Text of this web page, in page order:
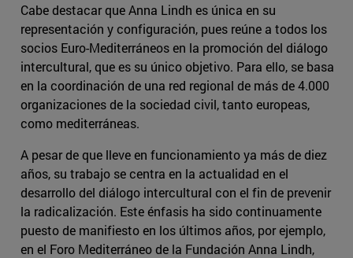
Cabe destacar que Anna Lindh es única en su
representación y configuración, pues reúne a todos los
socios Euro-Mediterráneos en la promoción del diálogo
intercultural, que es su único objetivo. Para ello, se basa
en la coordinación de una red regional de más de 4.000
organizaciones de la sociedad civil, tanto europeas,
como mediterráneas.
A pesar de que lleve en funcionamiento ya más de diez
años, su trabajo se centra en la actualidad en el
desarrollo del diálogo intercultural con el fin de prevenir
la radicalización. Este énfasis ha sido continuamente
puesto de manifiesto en los últimos años, por ejemplo,
en el Foro Mediterráneo de la Fundación Anna Lindh,